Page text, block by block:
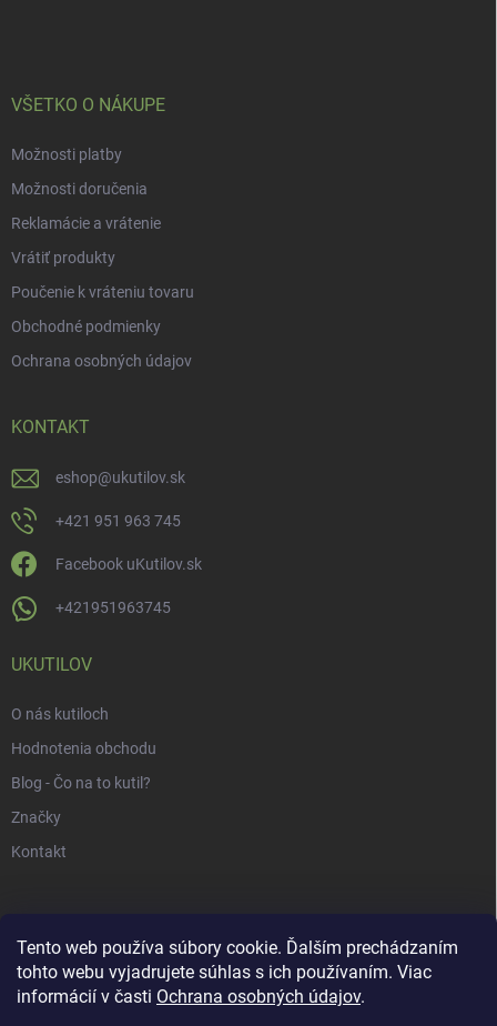
Tento web používa súbory cookie. Ďalším prechádzaním
tohto webu vyjadrujete súhlas s ich používaním. Viac
informácií v časti Ochrana osobných údajov.
VŠETKO O NÁKUPE
Možnosti platby
Možnosti doručenia
Reklamácie a vrátenie
Vrátiť produkty
Poučenie k vráteniu tovaru
Obchodné podmienky
Ochrana osobných údajov
KONTAKT
eshop@ukutilov.sk
+421 951 963 745
Facebook uKutilov.sk
+421951963745
UKUTILOV
O nás kutiloch
Hodnotenia obchodu
Blog - Čo na to kutil?
Značky
Kontakt